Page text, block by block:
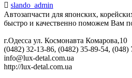
 slando_admin
Автозапчасти для японских,
быстро и качественно поможем Вам
г.Одесса ул. Космонавта Комарова,10
(0482) 32-13-86, (0482) 35-89-54,
info@lux-detal.com.ua
http://lux-detal.com.ua